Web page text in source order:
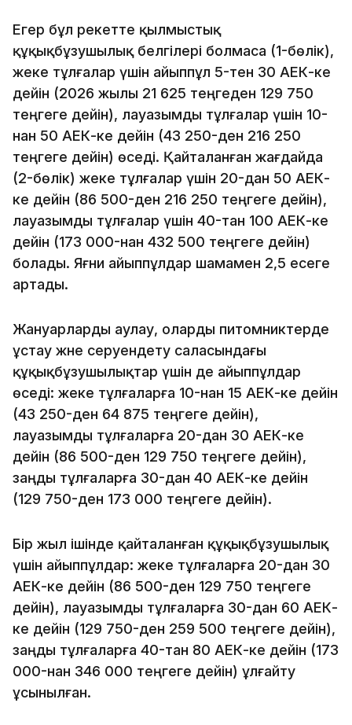
Егер бұл әрекетте қылмыстық
құқықбұзушылық белгілері болмаса (1-бөлік),
жеке тұлғалар үшін айыппұл 5-тен 30 АЕК-ке
дейін (2026 жылы 21 625 теңгеден 129 750
теңгеге дейін), лауазымды тұлғалар үшін 10-
нан 50 АЕК-ке дейін (43 250-ден 216 250
теңгеге дейін) өседі. Қайталанған жағдайда
(2-бөлік) жеке тұлғалар үшін 20-дан 50 АЕК-
ке дейін (86 500-ден 216 250 теңгеге дейін),
лауазымды тұлғалар үшін 40-тан 100 АЕК-ке
дейін (173 000-нан 432 500 теңгеге дейін)
болады. Яғни айыппұлдар шамамен 2,5 есеге
артады.
Жануарларды аулау, оларды питомниктерде
ұстау және серуендету саласындағы
құқықбұзушылықтар үшін де айыппұлдар
өседі: жеке тұлғаларға 10-нан 15 АЕК-ке дейін
(43 250-ден 64 875 теңгеге дейін),
лауазымды тұлғаларға 20-дан 30 АЕК-ке
дейін (86 500-ден 129 750 теңгеге дейін),
заңды тұлғаларға 30-дан 40 АЕК-ке дейін
(129 750-ден 173 000 теңгеге дейін).
Бір жыл ішінде қайталанған құқықбұзушылық
үшін айыппұлдар: жеке тұлғаларға 20-дан 30
АЕК-ке дейін (86 500-ден 129 750 теңгеге
дейін), лауазымды тұлғаларға 30-дан 60 АЕК-
ке дейін (129 750-ден 259 500 теңгеге дейін),
заңды тұлғаларға 40-тан 80 АЕК-ке дейін (173
000-нан 346 000 теңгеге дейін) ұлғайту
ұсынылған.